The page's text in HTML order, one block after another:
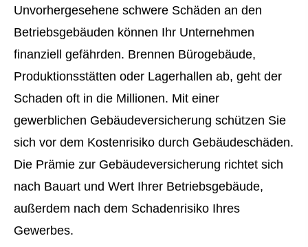
Unvorhergesehene schwere Schäden an den
Betriebsgebäuden können Ihr Unternehmen
finanziell gefährden. Brennen Bürogebäude,
Produktionsstätten oder Lagerhallen ab, geht der
Schaden oft in die Millionen. Mit einer
gewerblichen Ge­bäude­ver­si­che­rung schützen Sie
sich vor dem Kostenrisiko durch Gebäudeschäden.
Die Prämie zur Ge­bäude­ver­si­che­rung richtet sich
nach Bauart und Wert Ihrer Betriebsgebäude,
außerdem nach dem Schadenrisiko Ihres
Gewerbes.